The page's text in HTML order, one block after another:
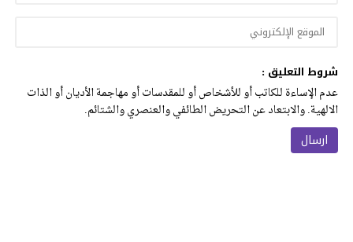
شروط التعليق :
عدم الإساءة للكاتب أو للأشخاص أو للمقدسات أو مهاجمة الأديان أو الذات
الالهية. والابتعاد عن التحريض الطائفي والعنصري والشتائم.